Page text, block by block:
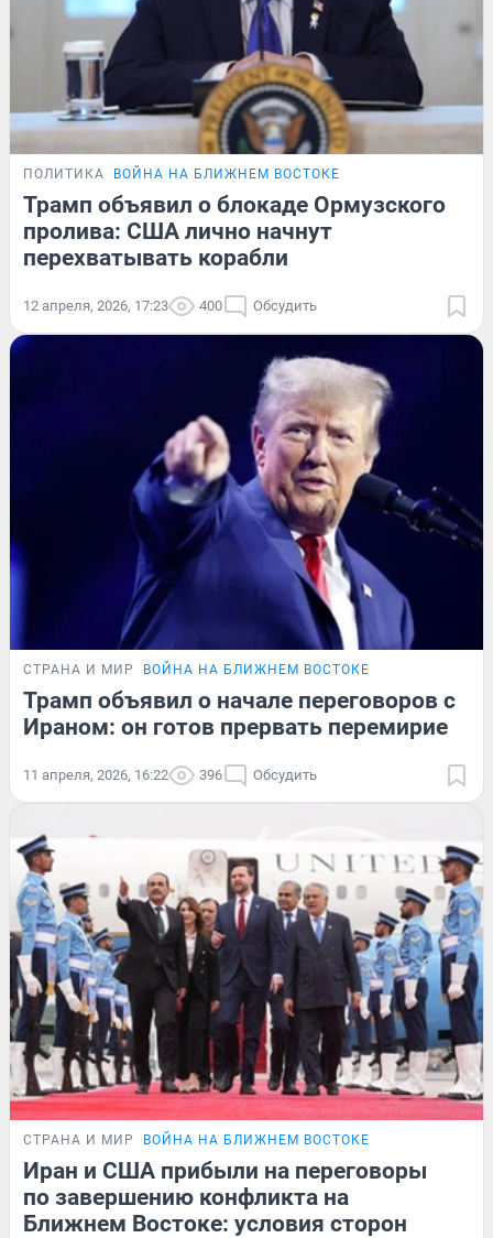
ПОЛИТИКА ВОЙНА НА БЛИЖНЕМ ВОСТОКЕ
Трамп объявил о блокаде Ормузского
пролива: США лично начнут
перехватывать корабли
12 апреля, 2026, 17:23 400 Обсудить
СТРАНА И МИР ВОЙНА НА БЛИЖНЕМ ВОСТОКЕ
Трамп объявил о начале переговоров с
Ираном: он готов прервать перемирие
11 апреля, 2026, 16:22 396 Обсудить
СТРАНА И МИР ВОЙНА НА БЛИЖНЕМ ВОСТОКЕ
Иран и США прибыли на переговоры
по завершению конфликта на
Ближнем Востоке: условия сторон